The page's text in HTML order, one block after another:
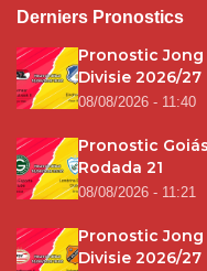
Derniers Pronostics
Pronostic Jong
Divisie 2026/27
08/08/2026 - 11:40
Pronostic
Rodada 21
08/08/2026 - 11:21
Pronostic Jong
Divisie 2026/27